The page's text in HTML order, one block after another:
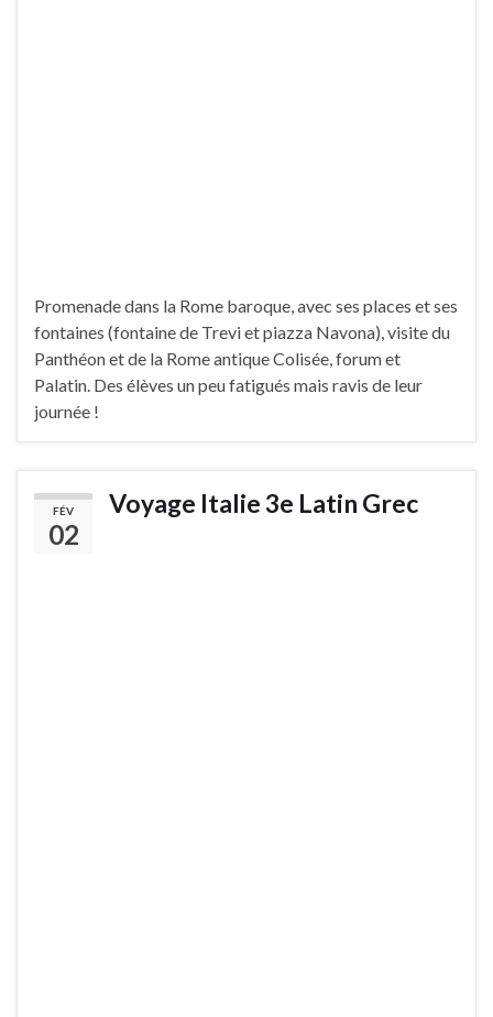
Promenade dans la Rome baroque, avec ses places et ses
fontaines (fontaine de Trevi et piazza Navona), visite du
Panthéon et de la Rome antique Colisée, forum et
Palatin. Des élèves un peu fatigués mais ravis de leur
journée !
FÉV
02
Voyage Italie 3e Latin Grec